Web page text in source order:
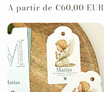
Precio
A partir de €60,00 EUR